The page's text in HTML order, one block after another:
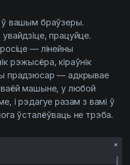
вашым браўзеры.
працуйце.
— лінейны
рэжысёра, кіраўнік
прадзюсар — адкрывае
машыне, у любой
і рэдагуе разам з вамі ў
ўсталёўваць не трэба.